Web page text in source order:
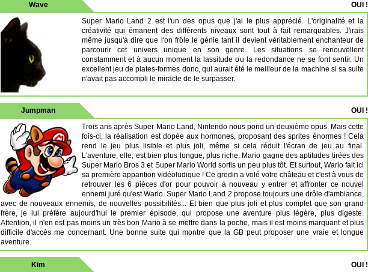
Wave
OUI !
Super Mario Land 2 est l'un des opus que j'ai le plus apprécié. L'originalité et la
créativité qui émanent des différents niveaux sont tout à fait remarquables. J'irais
même jusqu'à dire que l'on frôle le génie tant il devient véritablement enchanteur de
parcourir cet univers unique en son genre. Les situations se renouvellent
constamment et à aucun moment la lassitude ou la redondance ne se font sentir. Un
excellent jeu de plates-formes donc, qui aurait été le meilleur de la machine si sa suite
n'avait pas accompli le miracle de le surpasser.
Jumpman
OUI !
Trois ans après Super Mario Land, Nintendo nous pond un deuxième opus. Mais cette
fois-ci, la réalisation est dopée aux hormones, proposant des sprites énormes ! Cela
rend le jeu plus lisible et plus joli, même si cela réduit l'écran de jeu au final.
L'aventure, elle, est bien plus longue, plus riche. Mario gagne des aptitudes tirées des
Super Mario Bros 3 et Super Mario World sortis un peu plus tôt. Et surtout, Wario fait ici
sa première apparition vidéoludique ! Ce gredin a volé votre château et c'est à vous de
retrouver les 6 pièces d'or pour pouvoir à nouveau y entrer et affronter ce nouvel
ennemi juré qu'est Wario. Super Mario Land 2 propose toujours une drôle d'ambiance,
avec de nouveaux ennemis, de nouvelles possibilités... Et bien que plus joli et plus complet que son grand
frère, je lui préfère aujourd'hui le premier épisode, qui propose une aventure plus légère, plus digeste.
Attention, il n'en est pas moins un très bon Mario à se mettre dans la poche, mais il est moins marquant et plus
difficile d'accès me concernant. Une bonne suite qui montre que la GB peut proposer une vraie et longue
aventure.
Kim
OUI !